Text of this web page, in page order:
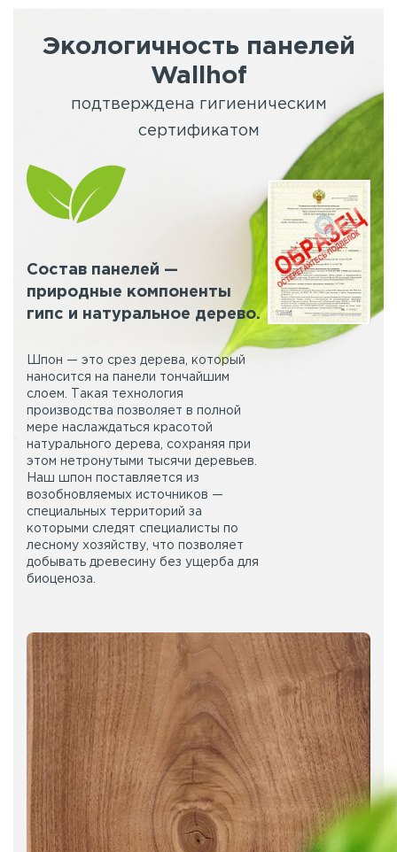
Экологичность панелей
Wallhof
подтверждена гигиеническим
сертификатом
Состав панелей —
природные компоненты
гипс и натуральное дерево.
Шпон — это срез дерева, который
наносится на панели тончайшим
слоем. Такая технология
производства позволяет в полной
мере наслаждаться красотой
натурального дерева, сохраняя при
этом нетронутыми тысячи деревьев.
Наш шпон поставляется из
возобновляемых источников —
специальных территорий за
которыми следят специалисты по
лесному хозяйству, что позволяет
добывать древесину без ущерба для
биоценоза.